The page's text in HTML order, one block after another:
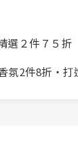
選２件７５折
氛2件8折‧打